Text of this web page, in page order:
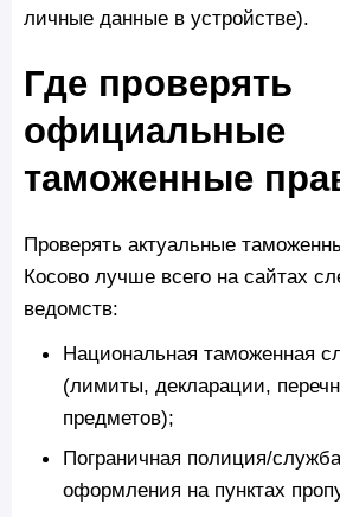
личные данные в устройстве).
Где проверять
официальные
таможенные
Проверять актуальные
Косово лучше всего на сайтах
ведомств:
Национальная таможенная
(лимиты, декларации,
предметов);
Пограничная полиция/
оформления на пунктах